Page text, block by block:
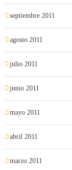
septiembre 2011
agosto 2011
julio 2011
junio 2011
mayo 2011
abril 2011
marzo 2011